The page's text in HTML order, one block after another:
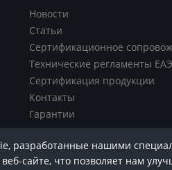
разработанные нашими
сайте, что позволяет нам
Новости
Статьи
Сертификационное
Технические регламенты
Сертификация продукции
Контакты
Гарантии